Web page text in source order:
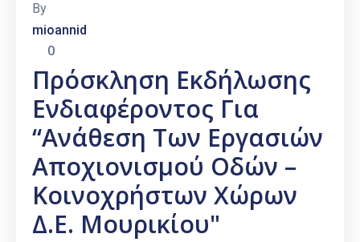
By
mioannid
0
Πρόσκληση Εκδήλωσης
Ενδιαφέροντος Για
“Ανάθεση Των Εργασιών
Αποχιονισμού Οδών –
Κοινοχρήστων Χώρων
Δ.Ε. Μουρικίου"